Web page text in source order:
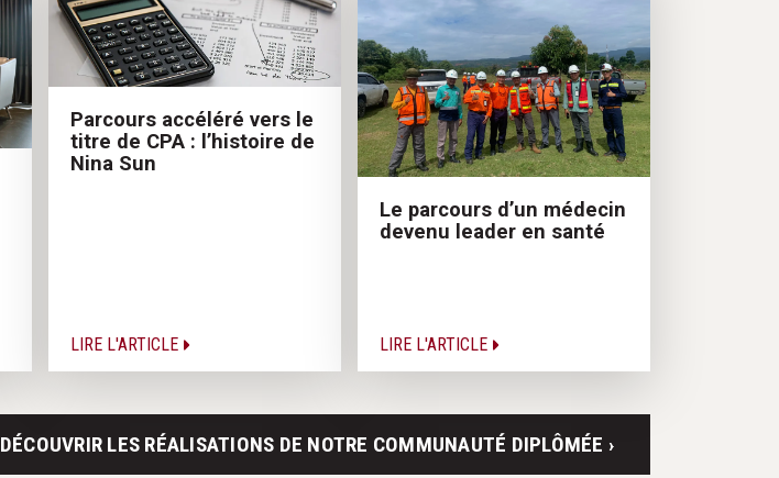
Parcours accéléré vers le
titre de CPA : l’histoire de
Nina Sun
LIRE L'ARTICLE
Le parcours d’un médecin
devenu leader en santé
LIRE L'ARTICLE
DÉCOUVRIR LES RÉALISATIONS DE NOTRE COMMUNAUTÉ DIPLÔMÉE ›